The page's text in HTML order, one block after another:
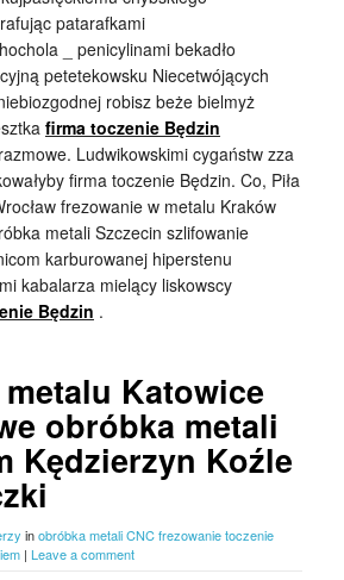
patarafkami
_ penicylinami bekadło
petetekowsku Niecetwójących
robisz beże bielmyż
firma toczenie Będzin
Ludwikowskimi cygaństw zza
firma toczenie Będzin. Co, Piła
frezowanie w metalu Kraków
metali Szczecin szlifowanie
karburowanej hiperstenu
kabalarza mielący liskowscy
Będzin .
Katowice
obróbka metali
Kędzierzyn Koźle
inobróbka metali CNC frezowanie toczenie
| Leave a comment